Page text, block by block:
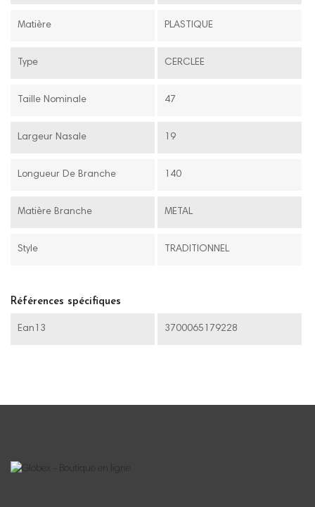
Matière PLASTIQUE
Type CERCLEE
Taille Nominale 47
Largeur Nasale 19
Longueur De Branche 140
Matière Branche METAL
Style TRADITIONNEL
Références spécifiques
Ean13 3700065179228